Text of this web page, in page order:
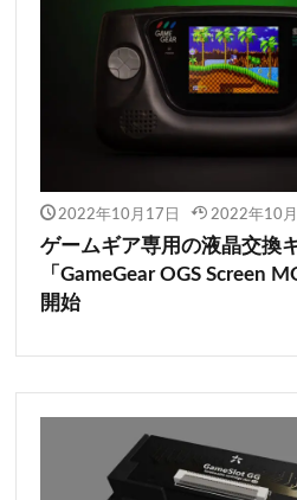
2022年10月17日 2022年10
ゲームギア専用の液晶交換
「GameGear OGS Screen
開始